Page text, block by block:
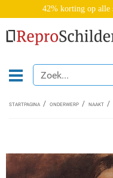
42% korting op alle
STARTPAGINA ONDERWERP NAAKT